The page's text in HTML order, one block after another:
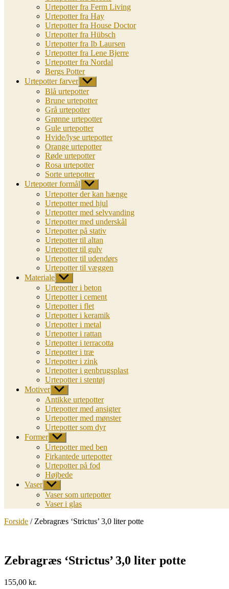
Urtepotter fra Ferm Living
Urtepotter fra Hay
Urtepotter fra House Doctor
Urtepotter fra Hübsch
Urtepotter fra Ib Laursen
Urtepotter fra Lene Bjerre
Urtepotter fra Nordal
Bergs Potter
Urtepotter farver Vis
undermenu
Blå urtepotter
Brune urtepotter
Grå urtepotter
Grønne urtepotter
Gule urtepotter
Hvide/lyse urtepotter
Orange urtepotter
Røde urtepotter
Rosa urtepotter
Sorte urtepotter
Urtepotter formål Vis
undermenu
Urtepotter der kan hænge
Urtepotter med hjul
Urtepotter med selvvanding
Urtepotter med underskål
Urtepotter på stativ
Urtepotter til altan
Urtepotter til gulv
Urtepotter til udendørs
Urtepotter til væggen
Materiale Vis
undermenu
Urtepotter i beton
Urtepotter i cement
Urtepotter i flet
Urtepotter i keramik
Urtepotter i metal
Urtepotter i rattan
Urtepotter i terracotta
Urtepotter i træ
Urtepotter i zink
Urtepotter i genbrugsplast
Urtepotter i stentøj
Motiver Vis
undermenu
Antikke urtepotter
Urtepotter med ansigter
Urtepotter med mønster
Urtepotter som dyr
Former Vis
undermenu
Urtepotter med ben
Firkantede urtepotter
Urtepotter på fod
Højbede
Vaser Vis
undermenu
Vaser som urtepotter
Vaser i glas
Forside / Zebragræs ‘Strictus’ 3,0 liter potte
Zebragræs ‘Strictus’ 3,0 liter potte
155,00 kr.